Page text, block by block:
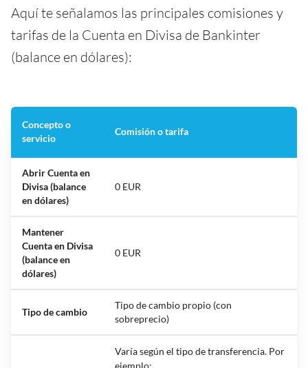
Aquí te señalamos las principales comisiones y
tarifas de la Cuenta en Divisa de Bankinter
(balance en dólares):
Concepto o
servicio
Comisión o tarifa
Abrir Cuenta en
Divisa (balance
en dólares)
0 EUR
Mantener
Cuenta en Divisa
(balance en
dólares)
0 EUR
Tipo de cambio
Tipo de cambio propio (con
sobreprecio)
Varía según el tipo de transferencia. Por
ejemplo: